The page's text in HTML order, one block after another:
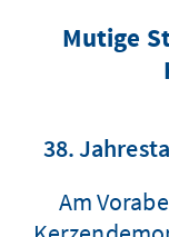
Mutige
38.
Am